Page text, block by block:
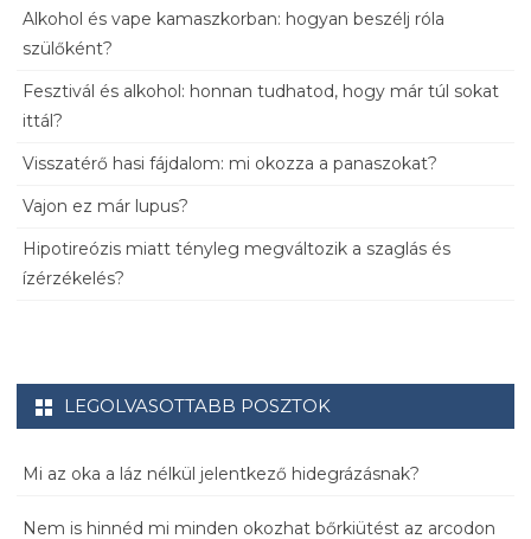
Alkohol és vape kamaszkorban: hogyan beszélj róla
szülőként?
Fesztivál és alkohol: honnan tudhatod, hogy már túl sokat
ittál?
Visszatérő hasi fájdalom: mi okozza a panaszokat?
Vajon ez már lupus?
Hipotireózis miatt tényleg megváltozik a szaglás és
ízérzékelés?
LEGOLVASOTTABB POSZTOK
Mi az oka a láz nélkül jelentkező hidegrázásnak?
Nem is hinnéd mi minden okozhat bőrkiütést az arcodon